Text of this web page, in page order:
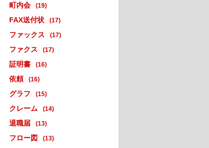
町内会 (19)
FAX送付状 (17)
ファックス (17)
ファクス (17)
証明書 (16)
依頼 (16)
グラフ (15)
クレーム (14)
退職届 (13)
フロー図 (13)